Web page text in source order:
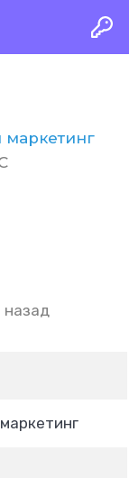
маркетинг
назад